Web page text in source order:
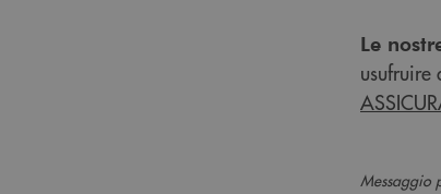
Le
usufruire
Messaggio